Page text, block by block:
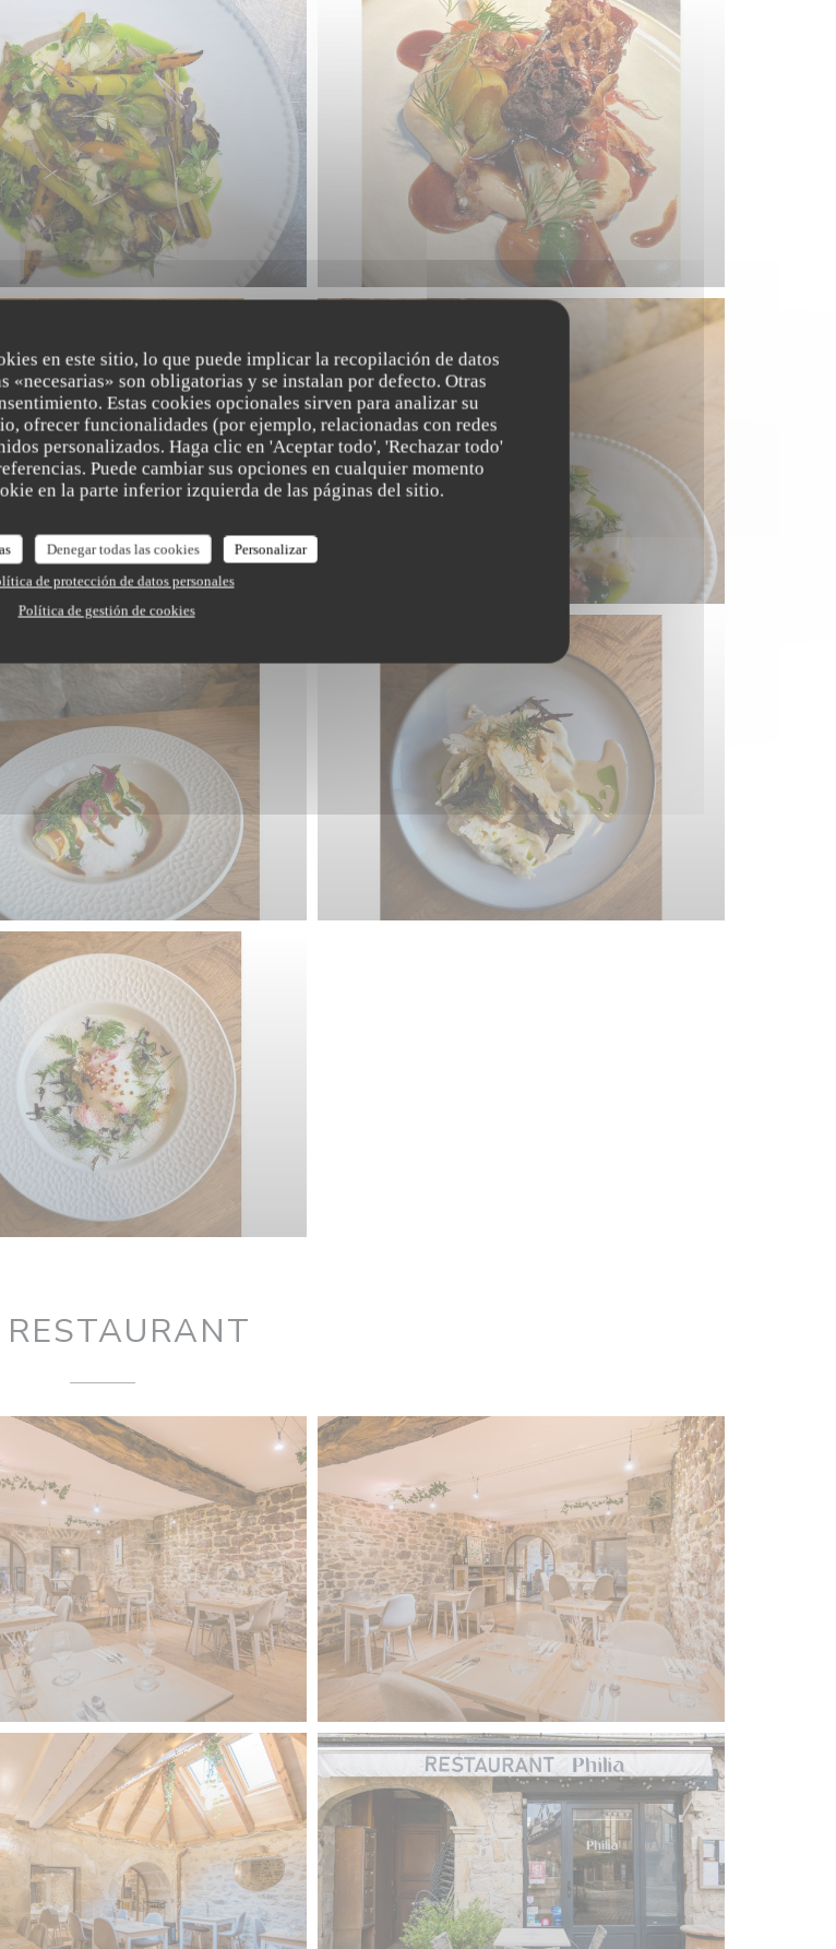
en este sitio, lo que puede implicar la recopilación de datos
«necesarias» son obligatorias y se instalan por defecto. Otras
Estas cookies opcionales sirven para analizar su
ofrecer funcionalidades (por ejemplo, relacionadas con redes
personalizados. Haga clic en 'Aceptar todo', 'Rechazar todo'
Puede cambiar sus opciones en cualquier momento
en la parte inferior izquierda de las páginas del sitio.
Denegar todas las cookies
Personalizar
de protección de datos personales
Política de gestión de cookies
RESTAURANT